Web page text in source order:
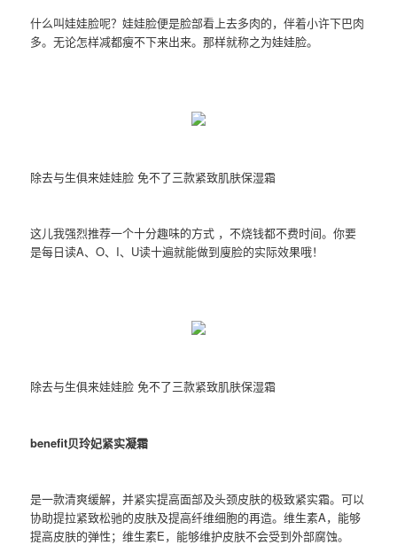
什么叫娃娃脸呢？娃娃脸便是脸部看上去多肉的，伴着小许下巴肉
多。无论怎样减都瘦不下来出来。那样就称之为娃娃脸。
除去与生俱来娃娃脸 免不了三款紧致肌肤保湿霜
这儿我强烈推荐一个十分趣味的方式 ，不烧钱都不费时间。你要
是每日读A、O、I、U读十遍就能做到廋脸的实际效果哦！
除去与生俱来娃娃脸 免不了三款紧致肌肤保湿霜
benefit贝玲妃紧实凝霜
是一款清爽缓解，并紧实提高面部及头颈皮肤的极致紧实霜。可以
协助提拉紧致松驰的皮肤及提高纤维细胞的再造。维生素A，能够
提高皮肤的弹性；维生素E，能够维护皮肤不会受到外部腐蚀。